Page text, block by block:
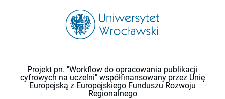
Projekt pn. "Workflow do opracowania publikacji
cyfrowych na uczelni" współfinansowany przez Unię
Europejską z Europejskiego Funduszu Rozwoju
Regionalnego